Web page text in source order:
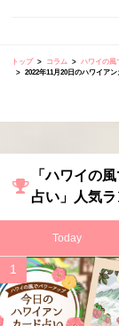
トップ コラム
ハワイの風
2022年11月20日のハワイア
「ハワイの
占い」人気
Today